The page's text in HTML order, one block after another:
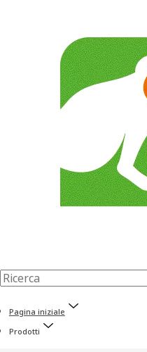
Pagina iniziale
Prodotti